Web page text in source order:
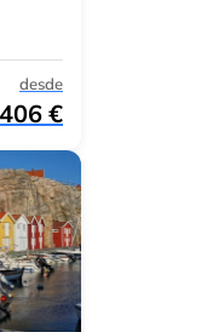
desde
€